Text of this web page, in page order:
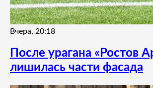
Вчера, 20:18
После урагана «Ростов
лишилась части фасада